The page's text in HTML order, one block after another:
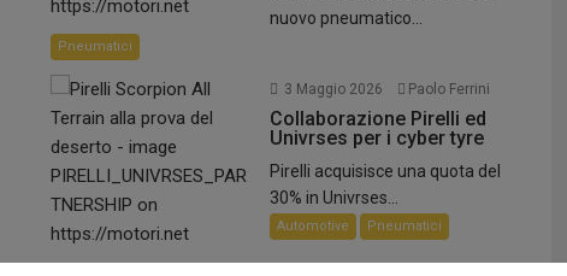
nuovo pneumatico...
Pneumatici
3 Maggio 2026 Paolo Ferrini
Collaborazione Pirelli ed
Univrses per i cyber tyre
Pirelli acquisisce una quota del
30% in Univrses...
Automotive Pneumatici